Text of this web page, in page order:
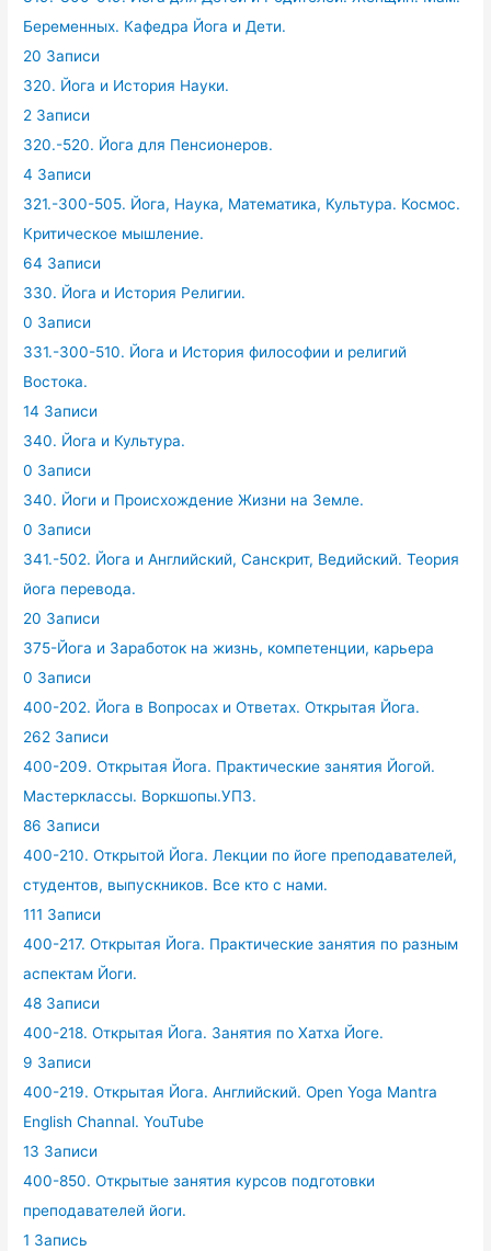
Беременных. Кафедра Йога и Дети.
20 Записи
320. Йога и История Науки.
2 Записи
320.-520. Йога для Пенсионеров.
4 Записи
321.-300-505. Йога, Наука, Математика, Культура. Космос.
Критическое мышление.
64 Записи
330. Йога и История Религии.
0 Записи
331.-300-510. Йога и История философии и религий
Востока.
14 Записи
340. Йога и Культура.
0 Записи
340. Йоги и Происхождение Жизни на Земле.
0 Записи
341.-502. Йога и Английский, Санскрит, Ведийский. Теория
йога перевода.
20 Записи
375-Йога и Заработок на жизнь, компетенции, карьера
0 Записи
400-202. Йога в Вопросах и Ответах. Открытая Йога.
262 Записи
400-209. Открытая Йога. Практические занятия Йогой.
Мастерклассы. Воркшопы.УПЗ.
86 Записи
400-210. Открытой Йога. Лекции по йоге преподавателей,
студентов, выпускников. Все кто с нами.
111 Записи
400-217. Открытая Йога. Практические занятия по разным
аспектам Йоги.
48 Записи
400-218. Открытая Йога. Занятия по Хатха Йоге.
9 Записи
400-219. Открытая Йога. Английский. Open Yoga Mantra
English Channal. YouTube
13 Записи
400-850. Открытые занятия курсов подготовки
преподавателей йоги.
1 Запись